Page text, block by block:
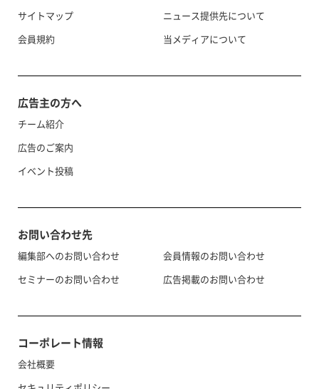
サイトマップ
会員規約
ニュース提供先について
当メディアについて
広告主の方へ
チーム紹介
広告のご案内
イベント投稿
お問い合わせ先
編集部へのお問い合わせ
セミナーのお問い合わせ
会員情報のお問い合わせ
広告掲載のお問い合わせ
コーポレート情報
会社概要